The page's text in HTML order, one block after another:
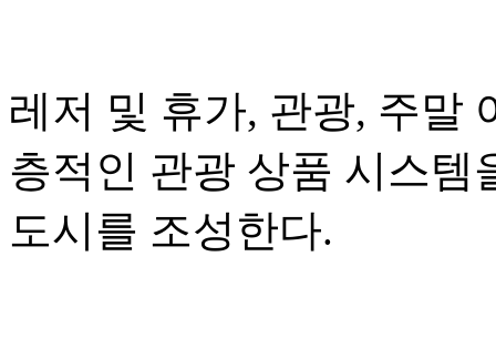
레저 및 휴가, 관광, 주말
층적인 관광 상품 시스템
도시를 조성한다.